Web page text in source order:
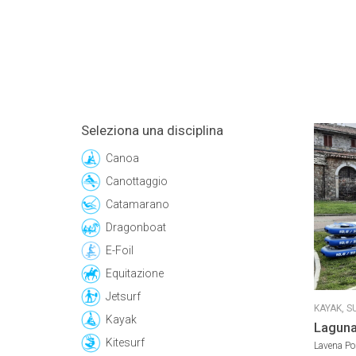
Seleziona una disciplina
Canoa
Canottaggio
Catamarano
Dragonboat
E-Foil
Equitazione
Jetsurf
Kayak
Kitesurf
KAYAK,
Lavena